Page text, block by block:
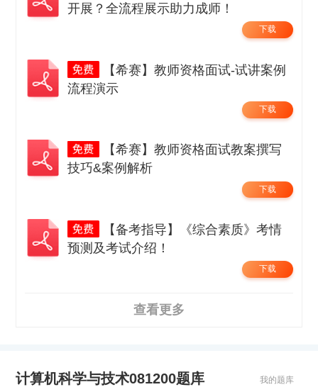
开展？全流程展示助力成师！
下载
【希赛】教师资格面试-试讲案例
流程演示
下载
【希赛】教师资格面试教案撰写
技巧&案例解析
下载
【备考指导】《综合素质》考情
预测及考试介绍！
下载
查看更多
计算机科学与技术081200题库 我的题库